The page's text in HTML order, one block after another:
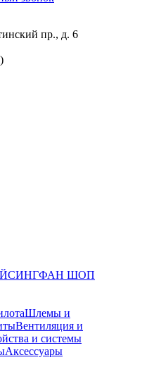
пр., д. 6
ФАН ШОП
Шлемы и
Вентиляция и
и системы
Аксессуары